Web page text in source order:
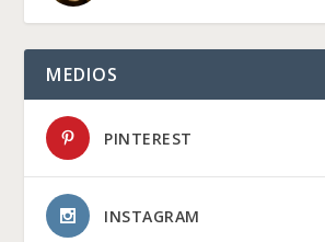
MEDIOS
PINTEREST
INSTAGRAM